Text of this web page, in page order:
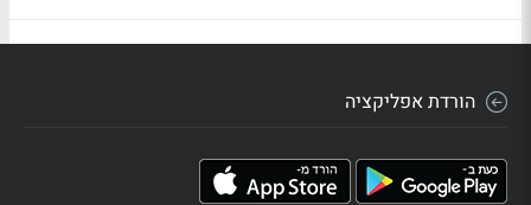
הורדת אפליקציה